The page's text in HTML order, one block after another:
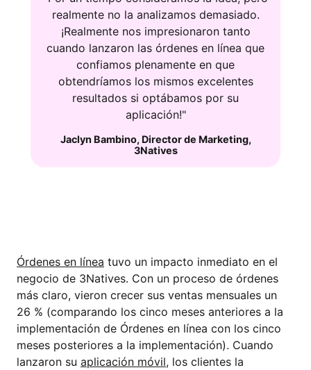
realmente no la analizamos demasiado.
¡Realmente nos impresionaron tanto
cuando lanzaron las órdenes en línea que
confiamos plenamente en que
obtendríamos los mismos excelentes
resultados si optábamos por su
aplicación!"
Jaclyn Bambino, Director de Marketing,
3Natives
Órdenes en línea tuvo un impacto inmediato en el
negocio de 3Natives. Con un proceso de órdenes
más claro, vieron crecer sus ventas mensuales un
26 % (comparando los cinco meses anteriores a la
implementación de Órdenes en línea con los cinco
meses posteriores a la implementación). Cuando
lanzaron su aplicación móvil, los clientes la